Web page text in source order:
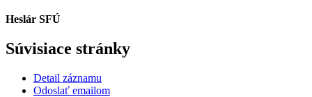
Heslár SFÚ
Súvisiace stránky
Detail záznamu
Odoslať emailom